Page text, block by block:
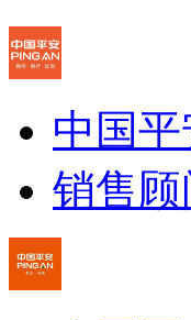
中国平
销售顾